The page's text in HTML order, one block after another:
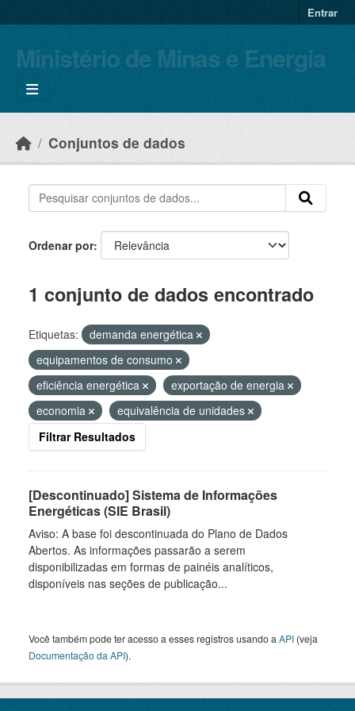
Entrar
Ministério de Minas e Energia
Conjuntos de dados
Ordenar por
1 conjunto de dados encontrado
Etiquetas:
demanda energética
equipamentos de consumo
eficiência energética
exportação de energia
economia
equivalência de unidades
Filtrar Resultados
[Descontinuado] Sistema de Informações
Energéticas (SIE Brasil)
Aviso: A base foi descontinuada do Plano de Dados
Abertos. As informações passarão a serem
disponibilizadas em formas de painéis analíticos,
disponíveis nas seções de publicação...
Você também pode ter acesso a esses registros usando a API (veja
Documentação da API).